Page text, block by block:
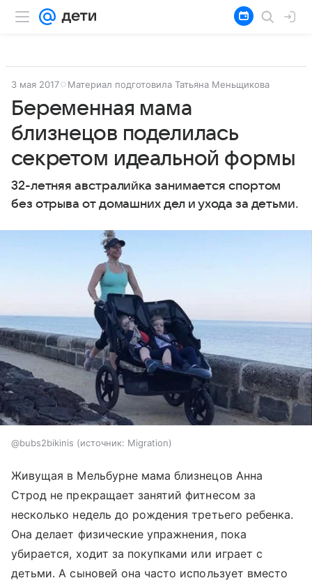
3 мая 2017 Материал подготовила Татьяна Меньщикова
Беременная мама
близнецов поделилась
секретом идеальной формы
32-летняя австралийка занимается спортом
без отрыва от домашних дел и ухода за детьми.
@bubs2bikinis источник: Migration
Живущая в Мельбурне мама близнецов Анна
Строд не прекращает занятий фитнесом за
несколько недель до рождения третьего ребенка.
Она делает физические упражнения, пока
убирается, ходит за покупками или играет с
детьми. А сыновей она часто использует вместо